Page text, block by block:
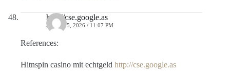
http://cse.google.as
JULIO 15, 2026 / 11:07 PM
References:
Hitnspin casino mit echtgeld http://cse.google.as